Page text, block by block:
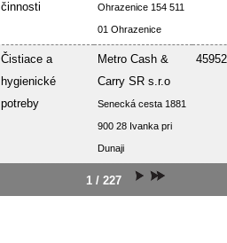
činnosti
Ohrazenice 154 511
01 Ohrazenice
Čistiace a
hygienické
potreby
Metro Cash &
Carry SR s.r.o
Senecká cesta 1881
900 28 Ivanka pri
Dunaji
1 / 227